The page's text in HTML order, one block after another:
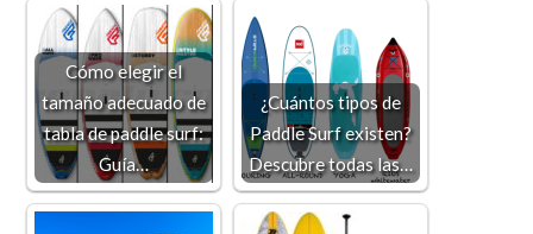
Cómo elegir el
tamaño adecuado de
tabla de paddle surf:
Guía…
¿Cuántos tipos de
Paddle Surf existen?
Descubre todas las…